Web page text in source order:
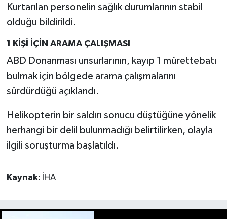
Kurtarılan personelin sağlık durumlarının stabil
olduğu bildirildi.
1 KİŞİ İÇİN ARAMA ÇALIŞMASI
ABD Donanması unsurlarının, kayıp 1 mürettebatı
bulmak için bölgede arama çalışmalarını
sürdürdüğü açıklandı.
Helikopterin bir saldırı sonucu düştüğüne yönelik
herhangi bir delil bulunmadığı belirtilirken, olayla
ilgili soruşturma başlatıldı.
Kaynak: İHA